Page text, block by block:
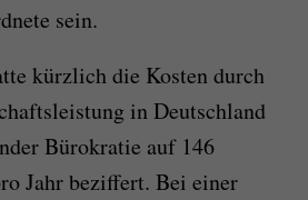
sein.
kürzlich die Kosten durch
in Deutschland
Bürokratie auf 146
Jahr beziffert. Bei einer